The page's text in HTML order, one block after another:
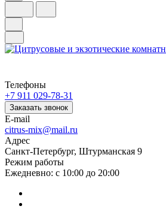
Телефоны
+7 911 029-78-31
Заказать звонок
E-mail
citrus-mix@mail.ru
Адрес
Санкт-Петербург, Штурманская 9
Режим работы
Ежедневно: с 10:00 до 20:00